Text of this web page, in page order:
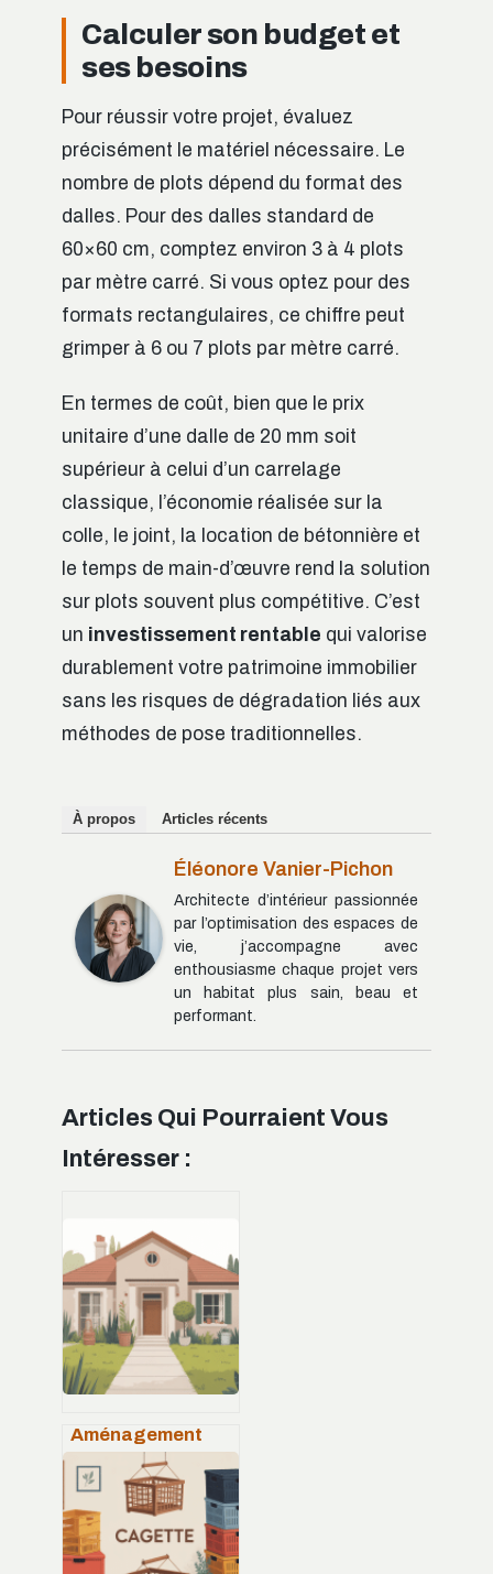
Calculer son budget et
ses besoins
Pour réussir votre projet, évaluez
précisément le matériel nécessaire. Le
nombre de plots dépend du format des
dalles. Pour des dalles standard de
60×60 cm, comptez environ 3 à 4 plots
par mètre carré. Si vous optez pour des
formats rectangulaires, ce chiffre peut
grimper à 6 ou 7 plots par mètre carré.
En termes de coût, bien que le prix
unitaire d’une dalle de 20 mm soit
supérieur à celui d’un carrelage
classique, l’économie réalisée sur la
colle, le joint, la location de bétonnière et
le temps de main-d’œuvre rend la solution
sur plots souvent plus compétitive. C’est
un investissement rentable qui valorise
durablement votre patrimoine immobilier
sans les risques de dégradation liés aux
méthodes de pose traditionnelles.
À propos Articles récents
Éléonore Vanier-Pichon
Architecte d’intérieur passionnée
par l’optimisation des espaces de
vie, j’accompagne avec
enthousiasme chaque projet vers
un habitat plus sain, beau et
performant.
Articles Qui Pourraient Vous
Intéresser :
Aménagement
devant maison
pas cher : 15 idées
faciles à copier